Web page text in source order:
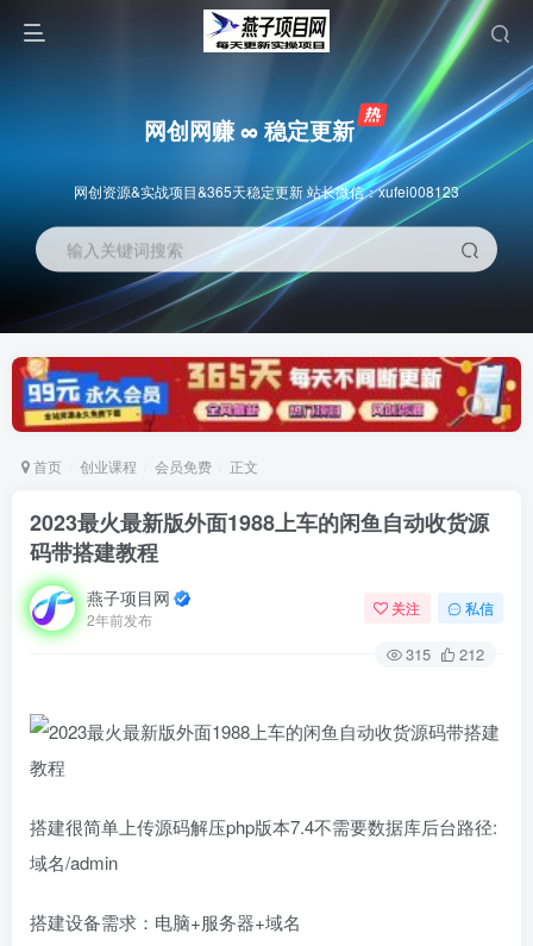
网创网赚 ∞ 稳定更新
网创资源&实战项目&365天稳定更新 站长微信：xufei008123
输入关键词搜索
首页 创业课程 会员免费 正文
2023最火最新版外面1988上车的闲鱼自动收货源
码带搭建教程
燕子项目网
2年前发布
关注 私信
315 212
搭建很简单上传源码解压php版本7.4不需要数据库后台路径:
域名/admin
搭建设备需求：电脑+服务器+域名